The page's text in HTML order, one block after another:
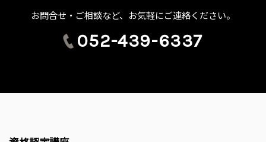
お問合せ・ご相談など、お気軽にご連絡ください。
052-439-6337